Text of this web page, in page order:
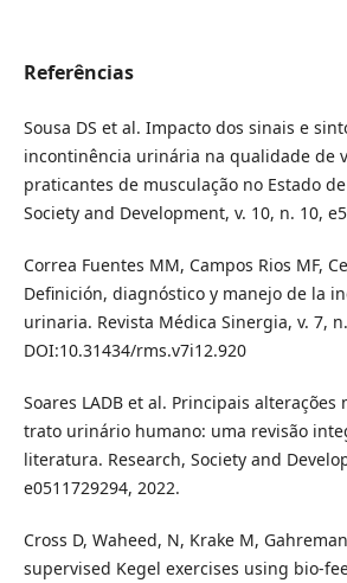
Referências
Sousa DS et al. Impacto dos sinais e
incontinência urinária na qualidade de
praticantes de musculação no Estado
Society and Development, v. 10, n. 10,
Correa Fuentes MM, Campos Rios MF,
Definición, diagnóstico y manejo de la
urinaria. Revista Médica Sinergia, v. 7,
DOI:10.31434/rms.v7i12.920
Soares LADB et al. Principais
trato urinário humano: uma revisão
literatura. Research, Society and
e0511729294, 2022.
Cross D, Waheed, N, Krake M,
supervised Kegel exercises using bio-